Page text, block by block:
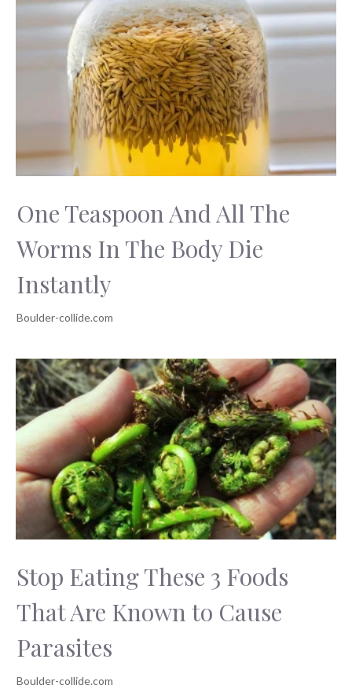
One Teaspoon And All The
Worms In The Body Die
Instantly
Stop Eating These 3 Foods
That Are Known to Cause
Parasites